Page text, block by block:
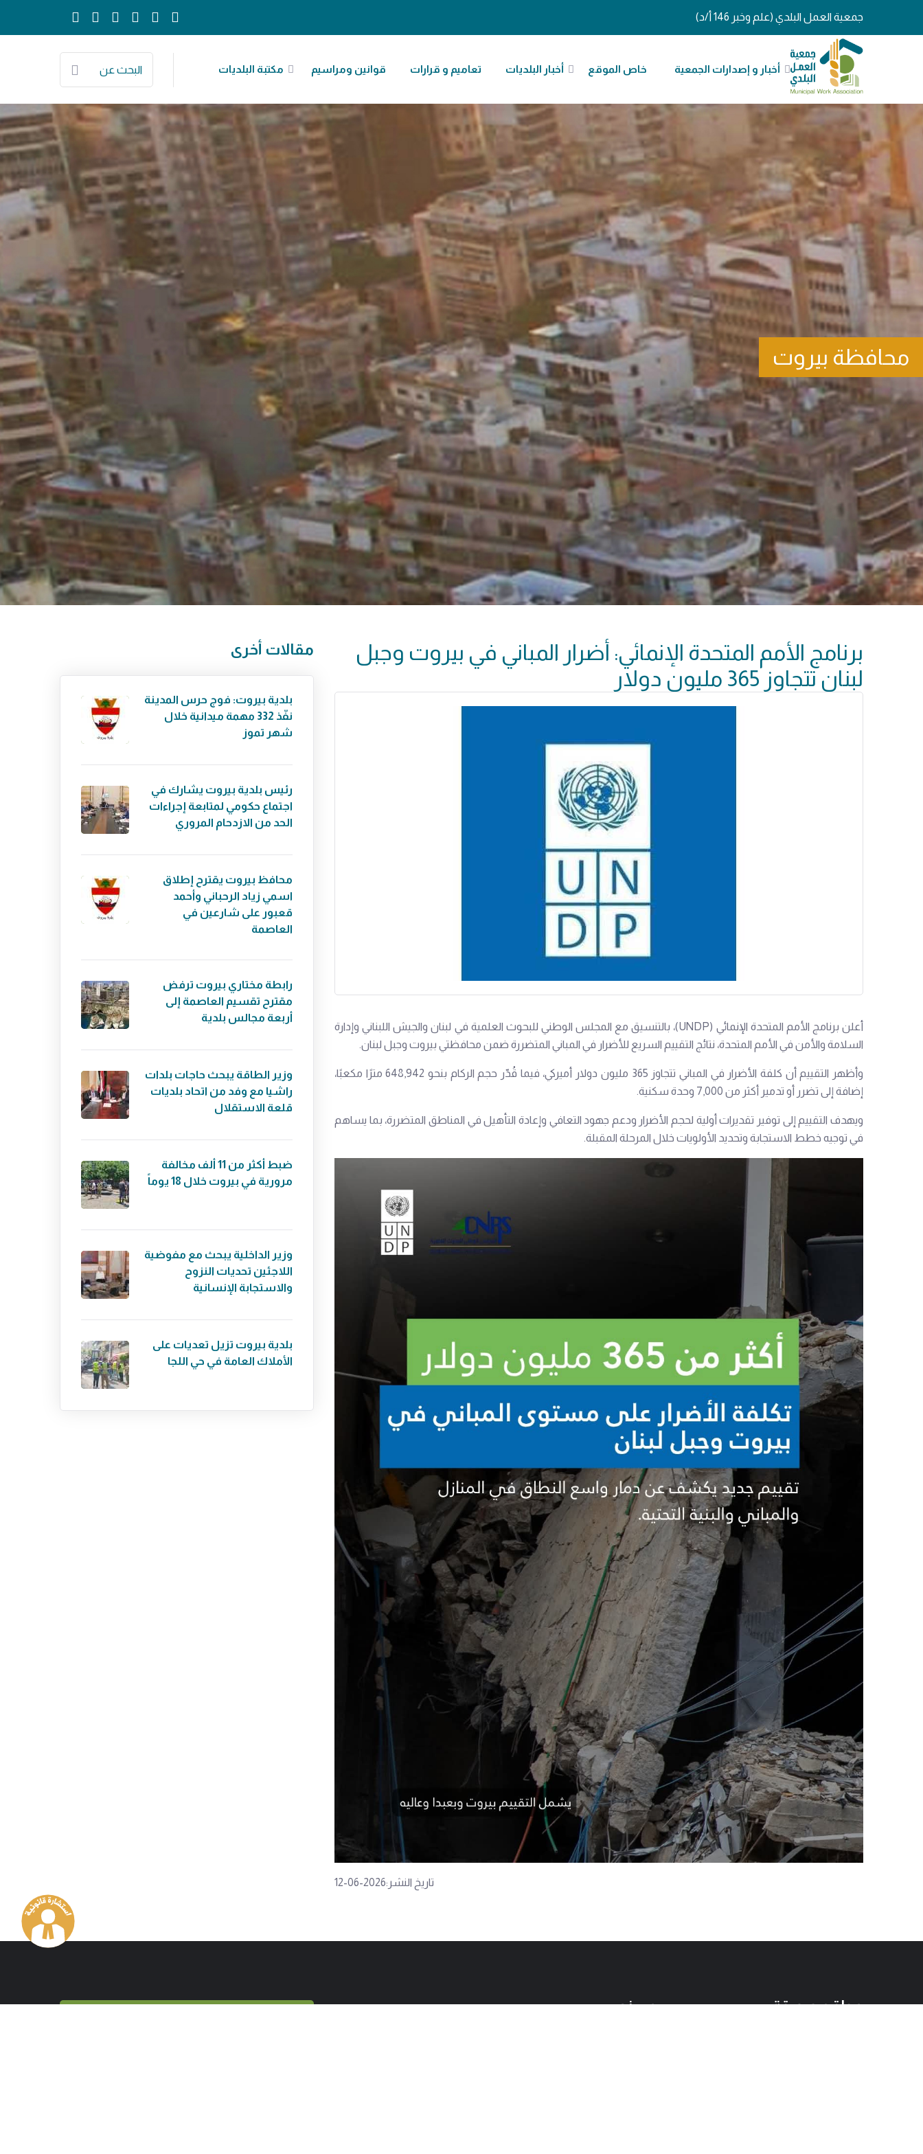
جمعية العمل البلدي (علم وخبر 146 أ/د)
أخبار و إصدارات الجمعية خاص الموقع أخبار البلديات تعاميم و قرارات قوانين ومراسيم مكتبة البلديات البحث عن
محافظة بيروت
برنامج الأمم المتحدة الإنمائي: أضرار المباني في بيروت وجبل
لبنان تتجاوز 365 مليون دولار
أعلن برنامج الأمم المتحدة الإنمائي (UNDP)، بالتنسيق مع المجلس الوطني للبحوث العلمية في لبنان والجيش اللبناني وإدارة
السلامة والأمن في الأمم المتحدة، نتائج التقييم السريع للأضرار في المباني المتضررة ضمن محافظتي بيروت وجبل لبنان.
وأظهر التقييم أن كلفة الأضرار في المباني تتجاوز 365 مليون دولار أميركي، فيما قُدّر حجم الركام بنحو 648,942 مترًا مكعبًا،
إضافة إلى تضرر أو تدمير أكثر من 7,000 وحدة سكنية.
ويهدف التقييم إلى توفير تقديرات أولية لحجم الأضرار ودعم جهود التعافي وإعادة التأهيل في المناطق المتضررة، بما يساهم
في توجيه خطط الاستجابة وتحديد الأولويات خلال المرحلة المقبلة.
تاريخ النشر:2026-06-12
مقالات أخرى
بلدية بيروت: فوج حرس المدينة
نفّذ 332 مهمة ميدانية خلال
شهر تموز
رئيس بلدية بيروت يشارك في
اجتماع حكومي لمتابعة إجراءات
الحد من الازدحام المروري
محافظ بيروت يقترح إطلاق
اسمي زياد الرحباني وأحمد
قعبور على شارعين في
العاصمة
رابطة مختاري بيروت ترفض
مقترح تقسيم العاصمة إلى
أربعة مجالس بلدية
وزير الطاقة يبحث حاجات بلدات
راشيا مع وفد من اتحاد بلديات
قلعة الاستقلال
ضبط أكثر من 11 ألف مخالفة
مرورية في بيروت خلال 18 يوماً
وزير الداخلية يبحث مع مفوضية
اللاجئين تحديات النزوح
والاستجابة الإنسانية
بلدية بيروت تزيل تعديات على
الأملاك العامة في حي اللجا
مواقع صديقة من نحن